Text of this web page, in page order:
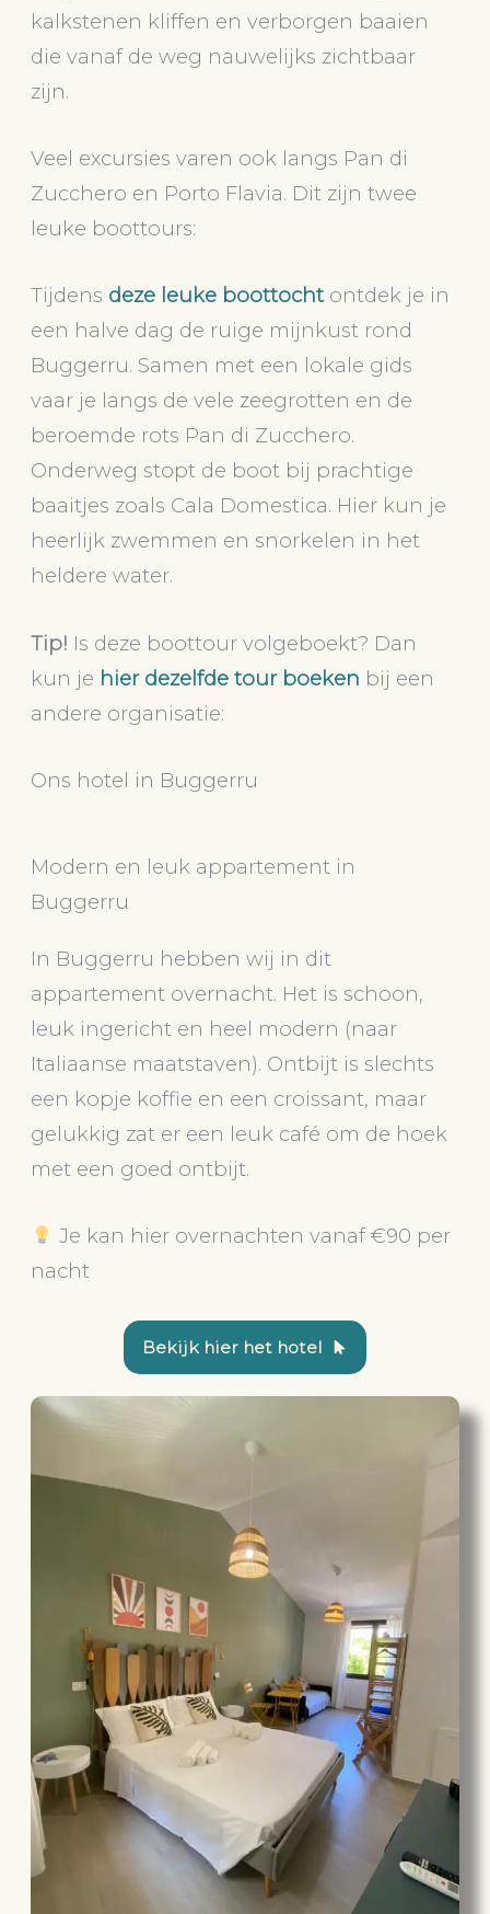
kalkstenen kliffen en verborgen baaien
die vanaf de weg nauwelijks zichtbaar
zijn.
Veel excursies varen ook langs Pan di
Zucchero en Porto Flavia. Dit zijn twee
leuke boottours:
Tijdens deze leuke boottochtontdek je in
een halve dag de ruige mijnkust rond
Buggerru. Samen met een lokale gids
vaar je langs de vele zeegrotten en de
beroemde rots Pan di Zucchero.
Onderweg stopt de boot bij prachtige
baaitjes zoals Cala Domestica. Hier kun je
heerlijk zwemmen en snorkelen in het
heldere water.
Tip! Is deze boottour volgeboekt? Dan
kun je hier dezelfde tour boeken bij een
andere organisatie:
Ons hotel in Buggerru
Modern en leuk appartement in
Buggerru
In Buggerru hebben wij in dit
appartement overnacht. Het is schoon,
leuk ingericht en heel modern (naar
Italiaanse maatstaven). Ontbijt is slechts
een kopje koffie en een croissant, maar
gelukkig zat er een leuk café om de hoek
met een goed ontbijt.
Je kan hier overnachten vanaf €90 per
nacht
Bekijk hier het hotel